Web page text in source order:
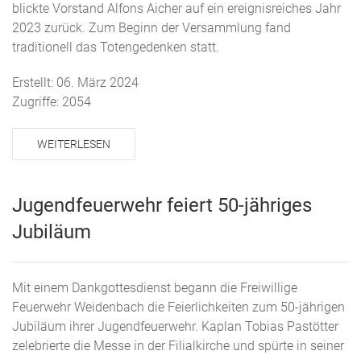
blickte Vorstand Alfons Aicher auf ein ereignisreiches Jahr
2023 zurück. Zum Beginn der Versammlung fand
traditionell das Totengedenken statt.
Erstellt: 06. März 2024
Zugriffe: 2054
WEITERLESEN
Jugendfeuerwehr feiert 50-jähriges
Jubiläum
Mit einem Dankgottesdienst begann die Freiwillige
Feuerwehr Weidenbach die Feierlichkeiten zum 50-jährigen
Jubiläum ihrer Jugendfeuerwehr. Kaplan Tobias Pastötter
zelebrierte die Messe in der Filialkirche und spürte in seiner